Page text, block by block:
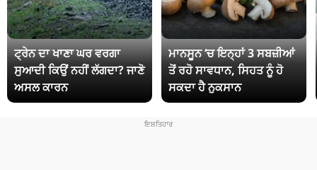
ਟ੍ਰੇਨ ਦਾ ਖਾਣਾ ਘਰ ਵਰਗਾ
ਸੁਆਦੀ ਕਿਉਂ ਨਹੀਂ ਲੱਗਦਾ? ਜਾਣੋ
ਅਸਲ ਕਾਰਨ
ਮਾਨਸੂਨ ‘ਚ ਇਨ੍ਹਾਂ 3 ਸਬਜ਼ੀਆਂ
ਤੋਂ ਰਹੋ ਸਾਵਧਾਨ, ਸਿਹਤ ਨੂੰ ਹੋ
ਸਕਦਾ ਹੈ ਨੁਕਸਾਨ